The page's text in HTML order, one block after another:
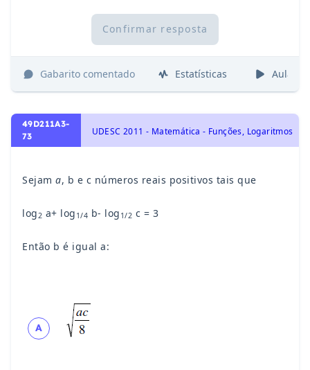
Confirmar resposta
Gabarito comentado Estatísticas Aulas
49D211A3-
73
UDESC 2011 - Matemática - Funções, Logaritmos
Sejam a, b e c números reais positivos tais que
log2 a+ log 1/4 b- log 1/2 c = 3
Então b é igual a:
A